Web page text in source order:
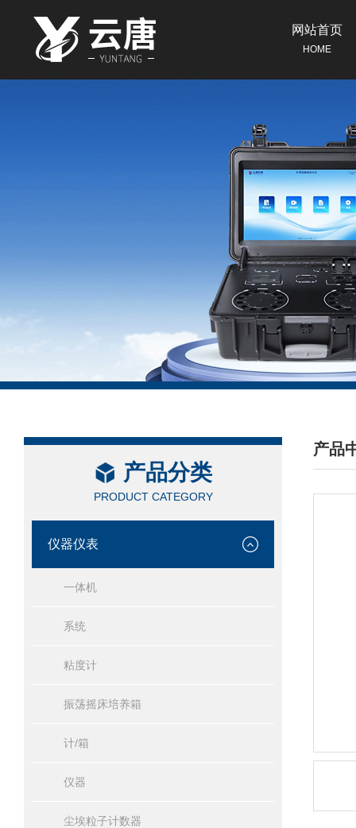
网站首页
HOME
产品分类
PRODUCT CATEGORY
仪器仪表
一体机
系统
粘度计
振荡摇床培养箱
计/箱
仪器
尘埃粒子计数器
产品
/